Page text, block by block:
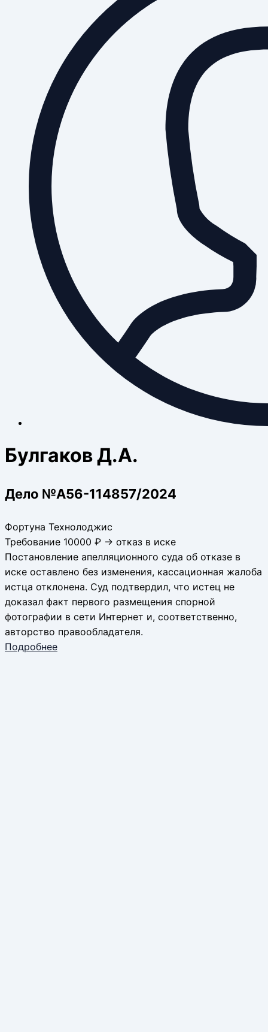
Булгаков Д.А.
Дело №А56-114857/2024
Фортуна Технолоджис
Требование 10000 ₽ → отказ в иске
Постановление апелляционного суда об отказе в
иске оставлено без изменения, кассационная жалоба
истца отклонена. Суд подтвердил, что истец не
доказал факт первого размещения спорной
фотографии в сети Интернет и, соответственно,
авторство правообладателя.
Подробнее